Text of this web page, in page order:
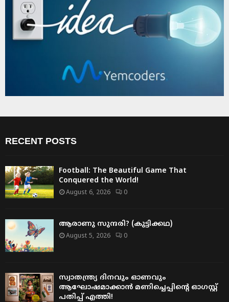
RECENT POSTS
Football: The Beautiful Game That
Conquered the World!
August 6, 2026 0
ആരാണു സുന്ദരി? (കുട്ടിക്കഥ)
August 5, 2026 0
സ്വാതന്ത്ര്യ ദിനവും ഓണവും
ആഘോഷമാക്കാൻ മണിച്ചെപ്പിന്റെ ഓഗസ്റ്റ്
പതിപ്പ് എത്തി!